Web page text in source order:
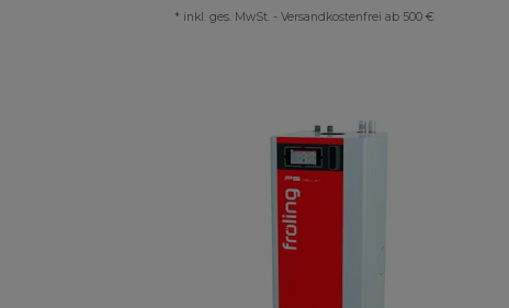
* inkl. ges. MwSt. - Versandkostenfrei ab 500 €